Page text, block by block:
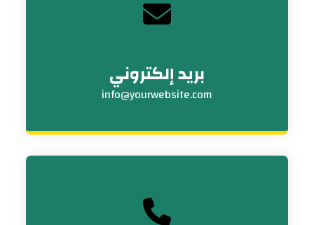
بريد إلكتروني
info@yourwebsite.com